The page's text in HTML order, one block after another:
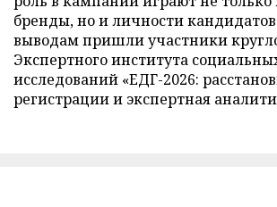
бренды, но и личности
выводам пришли участники
Экспертного института
исследований «ЕДГ-2026:
регистрации и экспертная